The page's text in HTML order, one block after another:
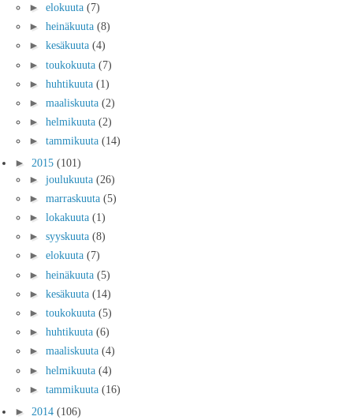
► elokuuta (7)
► heinäkuuta (8)
► kesäkuuta (4)
► toukokuuta (7)
► huhtikuuta (1)
► maaliskuuta (2)
► helmikuuta (2)
► tammikuuta (14)
► 2015 (101)
► joulukuuta (26)
► marraskuuta (5)
► lokakuuta (1)
► syyskuuta (8)
► elokuuta (7)
► heinäkuuta (5)
► kesäkuuta (14)
► toukokuuta (5)
► huhtikuuta (6)
► maaliskuuta (4)
► helmikuuta (4)
► tammikuuta (16)
► 2014 (106)